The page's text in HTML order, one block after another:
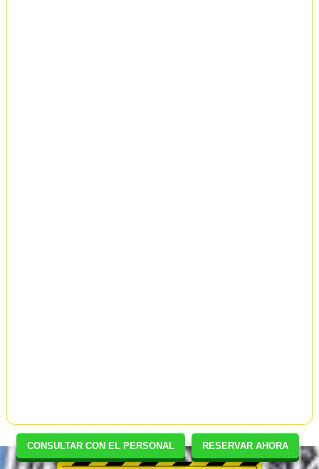
CONSULTAR CON EL PERSONAL RESERVAR AHORA